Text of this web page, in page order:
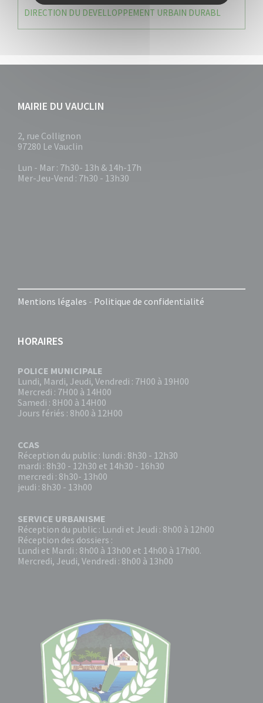
DIRECTION DU DEVELLOPPEMENT URBAIN DURABL
MAIRIE DU VAUCLIN
2, rue Collignon
97280 Le Vauclin
Lun - Mar : 7h30- 13h & 14h-17h
Mer-Jeu-Vend : 7h30 - 13h30
Mentions légales - Politique de confidentialité
HORAIRES
POLICE MUNICIPALE
Lundi, Mardi, Jeudi, Vendredi : 7H00 à 19H00
Mercredi : 7H00 à 14H00
Samedi : 8H00 à 14H00
Jours fériés : 8h00 à 12H00
CCAS
Réception du public : lundi : 8h30 - 12h30
mardi : 8h30 - 12h30 et 14h30 - 16h30
mercredi : 8h30- 13h00
jeudi : 8h30 - 13h00
SERVICE URBANISME
Réception du public : Lundi et Jeudi : 8h00 à 12h00
Réception des dossiers :
Lundi et Mardi : 8h00 à 13h00 et 14h00 à 17h00.
Mercredi, Jeudi, Vendredi : 8h00 à 13h00